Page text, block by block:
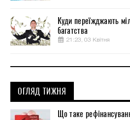
Куди переїжджають
багатства
21:23, 03 Квітня
ОГЛЯД ТИЖНЯ
Що таке